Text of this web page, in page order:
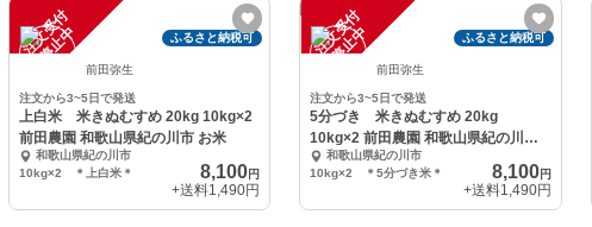
注
文
受
付
停
止
中 ふるさと納税可
前田弥生
注文から3~5日で発送
上白米 米きぬむすめ 20kg 10kg×2
前田農園 和歌山県紀の川市 お米
和歌山県紀の川市
10kg×2 ＊上白米＊
8,100円
+送料1,490円
注
文
受
付
停
止
中 ふるさと納税可
前田弥生
注文から3~5日で発送
5分づき 米きぬむすめ 20kg
10kg×2 前田農園 和歌山県紀の川市
お米和歌山県紀の川市
10kg×2 ＊5分づき米＊
8,100円
+送料1,490円